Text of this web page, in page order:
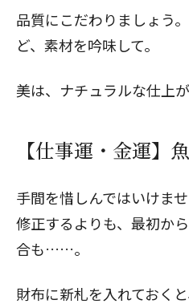
品質にこだわりましょう
ど、素材を吟味して。
美は、ナチュラルな仕上が
【仕事運・金運】
手間を惜しんではいけま
修正するよりも、最初か
合も……。
財布に新札を入れておく